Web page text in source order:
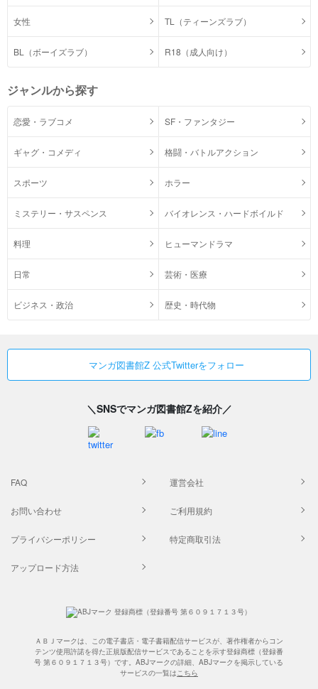
女性 TL（ティーンズラブ）
BL（ボーイズラブ） R18（成人向け）
ジャンルから探す
恋愛・ラブコメ SF・ファンタジー
ギャグ・コメディ 格闘・バトルアクション
スポーツ ホラー
ミステリー・サスペンス バイオレンス・ハードボイルド
料理 ヒューマンドラマ
日常 芸術・医療
ビジネス・政治 歴史・時代物
マンガ図書館Z 公式Twitterをフォロー
＼SNSでマンガ図書館Zを紹介／
FAQ 運営会社
お問い合わせ ご利用規約
プライバシーポリシー 特定商取引法
アップロード方法
ＡＢＪマークは、この電子書店・電子書籍配信サービスが、著作権者からコン
テンツ使用許諾を得た正規版配信サービスであることを示す登録商標（登録番
号 第６０９１７１３号）です。ABJマークの詳細、ABJマークを掲示している
サービスの一覧はこちら